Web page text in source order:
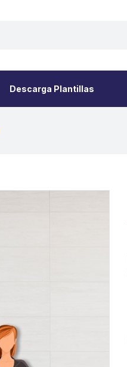
Descarga Plantillas